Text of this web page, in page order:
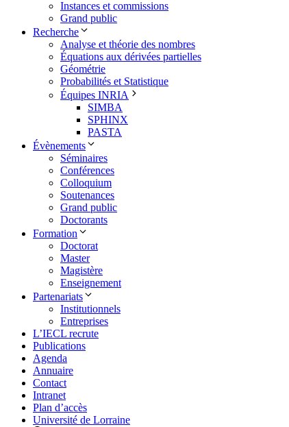
Instances et commissions
Grand public
Recherche
Analyse et théorie des nombres
Équations aux dérivées partielles
Géométrie
Probabilités et Statistique
Équipes INRIA
SIMBA
SPHINX
PASTA
Évènements
Séminaires
Conférences
Colloquium
Soutenances
Grand public
Doctorants
Formation
Doctorat
Master
Magistère
Enseignement
Partenariats
Institutionnels
Entreprises
L’IECL recrute
Publications
Agenda
Annuaire
Contact
Intranet
Plan d’accès
Université de Lorraine